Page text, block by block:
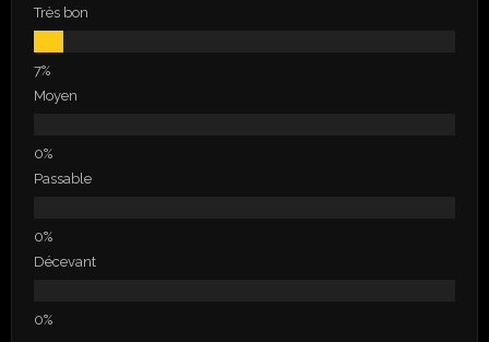
Très bon
Moyen
Passable
Décevant